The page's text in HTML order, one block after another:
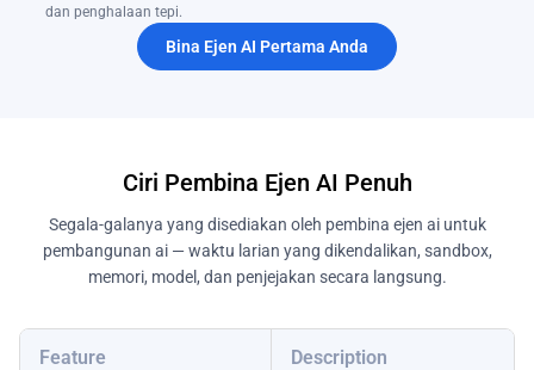
dan penghalaan tepi.
Bina Ejen AI Pertama Anda
Ciri Pembina Ejen AI Penuh
Segala-galanya yang disediakan oleh pembina ejen ai untuk
pembangunan ai — waktu larian yang dikendalikan, sandbox,
memori, model, dan penjejakan secara langsung.
Feature Description